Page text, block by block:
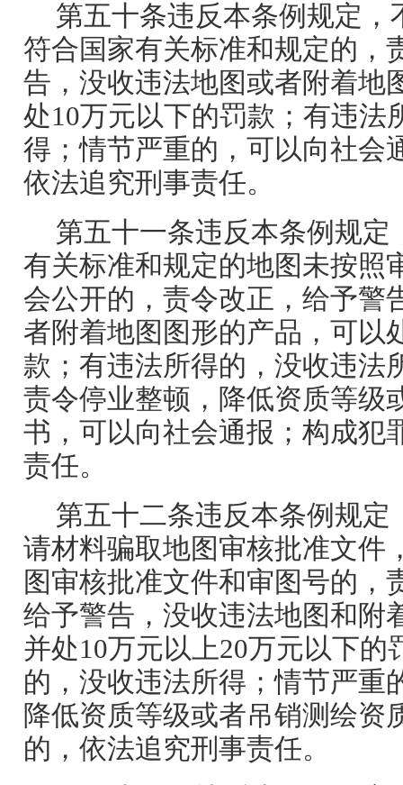
第五十条违反本条例规定，
符合国家有关标准和规定的，
告，没收违法地图或者附着地
处10万元以下的罚款；有违法
得；情节严重的，可以向社会
依法追究刑事责任。
第五十一条违反本条例规定
有关标准和规定的地图未按照
会公开的，责令改正，给予警
者附着地图图形的产品，可以
款；有违法所得的，没收违法
责令停业整顿，降低资质等级
书，可以向社会通报；构成犯
责任。
第五十二条违反本条例规定
请材料骗取地图审核批准文件
图审核批准文件和审图号的，
给予警告，没收违法地图和附
并处10万元以上20万元以下的
的，没收违法所得；情节严重
降低资质等级或者吊销测绘资
的，依法追究刑事责任。